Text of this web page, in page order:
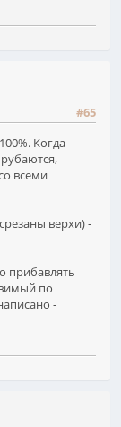
#65
Когда
всеми
верхи) -
прибавлять
по
-